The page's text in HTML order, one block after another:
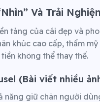
Và Trải
tảng của cái đẹp và
khúc cao cấp, thẩm
không thể thay thế.
(Bài viết nhiều
năng giữ chân người